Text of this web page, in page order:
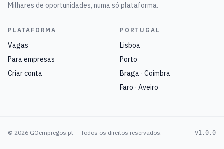
Milhares de oportunidades, numa só plataforma.
PLATAFORMA
Vagas
Para empresas
Criar conta
PORTUGAL
Lisboa
Porto
Braga · Coimbra
Faro · Aveiro
© 2026 GOempregos.pt — Todos os direitos reservados. v1.0.0